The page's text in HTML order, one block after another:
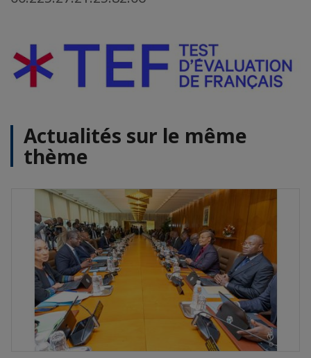
Actualités sur le même
thème